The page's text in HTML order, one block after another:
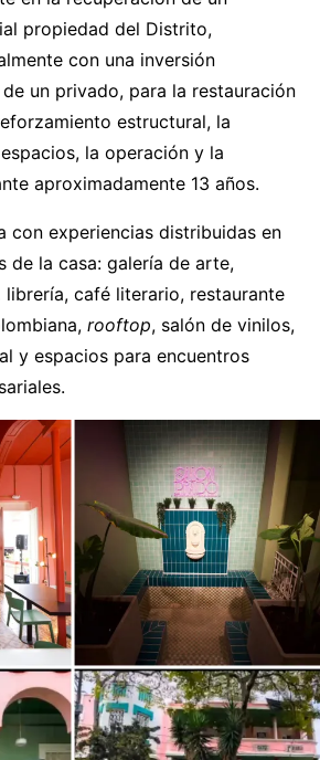
propiedad del Distrito,
con una inversión
un privado, para la restauración
estructural, la
la operación y la
aproximadamente 13 años.
con experiencias distribuidas en
de la casa: galería de arte,
librería, café literario, restaurante
rooftop, salón de vinilos,
y espacios para encuentros